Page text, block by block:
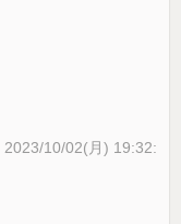
2023/10/02(月) 19:32: